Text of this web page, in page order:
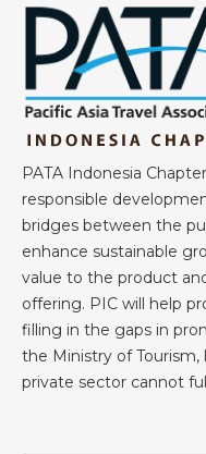
PATA Indonesia
responsible
bridges between the
enhance sustainable
value to the product
offering. PIC will help
filling in the gaps in
the Ministry of
private sector cannot